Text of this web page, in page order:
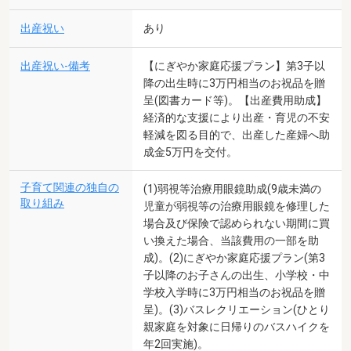
出産祝い あり
出産祝い-備考
【にぎやか家庭応援プラン】第3子以
降の出生時に3万円相当のお祝品を贈
呈(図書カード等)。【出産費用助成】
経済的な支援により出産・育児の不安
軽減を図る目的で、出産した産婦へ助
成金5万円を交付。
子育て関連の独自の
取り組み
(1)弱視等治療用眼鏡助成(9歳未満の
児童が弱視等の治療用眼鏡を修理した
場合及び保険で認められない期間に買
い換えた場合、当該費用の一部を助
成)。(2)にぎやか家庭応援プラン(第3
子以降のお子さんの出生、小学校・中
学校入学時に3万円相当のお祝品を贈
呈)。(3)バスレクリエーション(ひとり
親家庭を対象に日帰りのバスハイクを
年2回実施)。